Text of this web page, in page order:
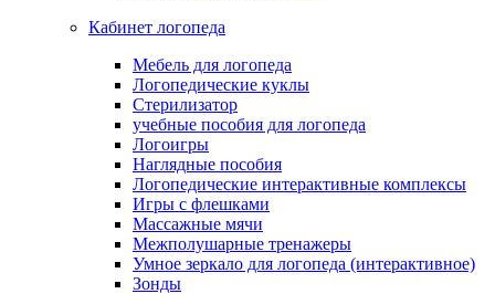
Кабинет логопеда
Мебель для логопеда
Логопедические куклы
Стерилизатор
учебные пособия для логопеда
Логоигры
Наглядные пособия
Логопедические интерактивные комплексы
Игры с флешками
Массажные мячи
Межполушарные тренажеры
Умное зеркало для логопеда (интерактивное)
Зонды